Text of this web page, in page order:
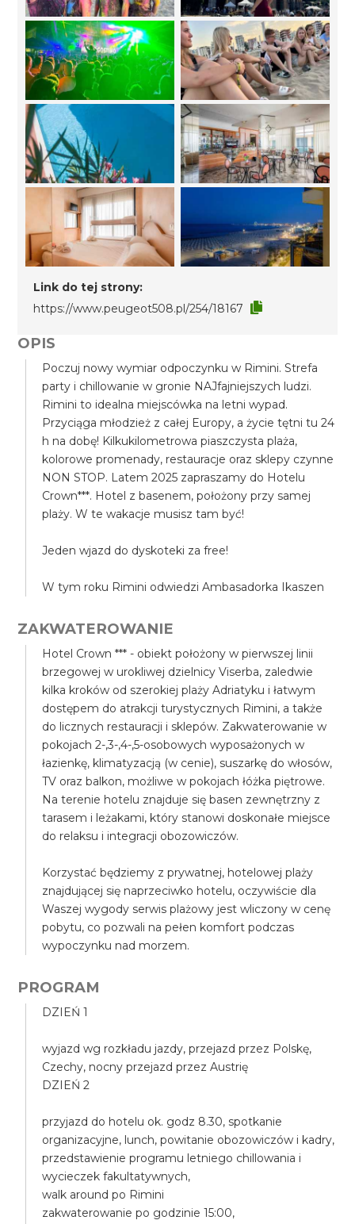
Link do tej strony:
https://www.peugeot508.pl/254/18167
OPIS
Poczuj nowy wymiar odpoczynku w Rimini. Strefa
party i chillowanie w gronie NAJfajniejszych ludzi.
Rimini to idealna miejscówka na letni wypad.
Przyciąga młodzież z całej Europy, a życie tętni tu 24
h na dobę! Kilkukilometrowa piaszczysta plaża,
kolorowe promenady, restauracje oraz sklepy czynne
NON STOP. Latem 2025 zapraszamy do Hotelu
Crown***. Hotel z basenem, położony przy samej
plaży. W te wakacje musisz tam być!
Jeden wjazd do dyskoteki za free!
W tym roku Rimini odwiedzi Ambasadorka Ikaszen
ZAKWATEROWANIE
Hotel Crown *** - obiekt położony w pierwszej linii
brzegowej w urokliwej dzielnicy Viserba, zaledwie
kilka kroków od szerokiej plaży Adriatyku i łatwym
dostępem do atrakcji turystycznych Rimini, a także
do licznych restauracji i sklepów. Zakwaterowanie w
pokojach 2-,3-,4-,5-osobowych wyposażonych w
łazienkę, klimatyzacją (w cenie), suszarkę do włosów,
TV oraz balkon, możliwe w pokojach łóżka piętrowe.
Na terenie hotelu znajduje się basen zewnętrzny z
tarasem i leżakami, który stanowi doskonałe miejsce
do relaksu i integracji obozowiczów.
Korzystać będziemy z prywatnej, hotelowej plaży
znajdującej się naprzeciwko hotelu, oczywiście dla
Waszej wygody serwis plażowy jest wliczony w cenę
pobytu, co pozwali na pełen komfort podczas
wypoczynku nad morzem.
PROGRAM
DZIEŃ 1
wyjazd wg rozkładu jazdy, przejazd przez Polskę,
Czechy, nocny przejazd przez Austrię
DZIEŃ 2
przyjazd do hotelu ok. godz 8.30, spotkanie
organizacyjne, lunch, powitanie obozowiczów i kadry,
przedstawienie programu letniego chillowania i
wycieczek fakultatywnych,
walk around po Rimini
zakwaterowanie po godzinie 15:00,